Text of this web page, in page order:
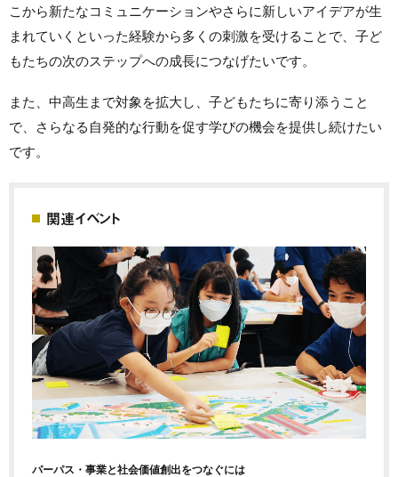
こから新たなコミュニケーションやさらに新しいアイデアが生
まれていくといった経験から多くの刺激を受けることで、子ど
もたちの次のステップへの成長につなげたいです。
また、中高生まで対象を拡大し、子どもたちに寄り添うこと
で、さらなる自発的な行動を促す学びの機会を提供し続けたい
です。
関連イベント
パーパス・事業と社会価値創出をつなぐには